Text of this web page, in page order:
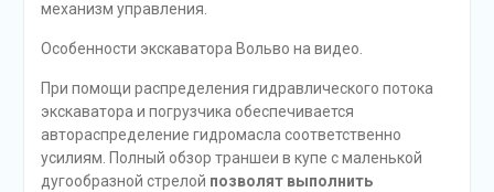
механизм управления.
Особенности экскаватора Вольво на видео.
При помощи распределения гидравлического потока
экскаватора и погрузчика обеспечивается
автораспределение гидромасла соответственно
усилиям. Полный обзор траншеи в купе с маленькой
дугообразной стрелой позволят выполнить